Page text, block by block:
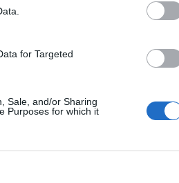
for Targeted
Sale, and/or Sharing
Purposes for which it